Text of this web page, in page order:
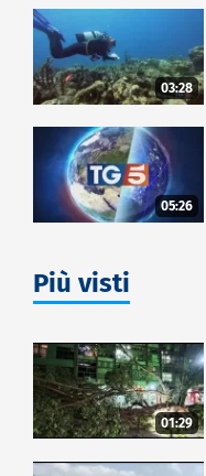
03:28
05:26
Più visti
01:29